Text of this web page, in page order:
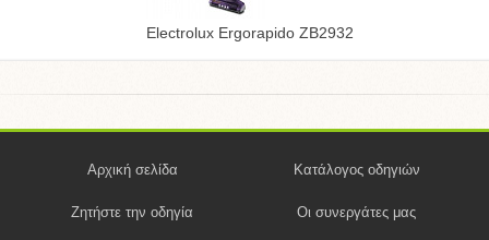
Electrolux Ergorapido ZB2932
Αρχική σελίδα Κατάλογος οδηγιών
Ζητήστε την οδηγία Οι συνεργάτες μας